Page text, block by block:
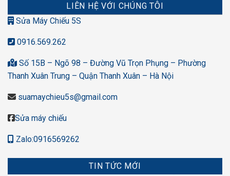
LIÊN HỆ VỚI CHÚNG TÔI
Sửa Máy Chiếu 5S
0916.569.262
Số 15B – Ngõ 98 – Đường Vũ Trọn Phụng – Phường
Thanh Xuân Trung – Quận Thanh Xuân – Hà Nội
suamaychieu5s@gmail.com
Sửa máy chiếu
Zalo:0916569262
TIN TỨC MỚI